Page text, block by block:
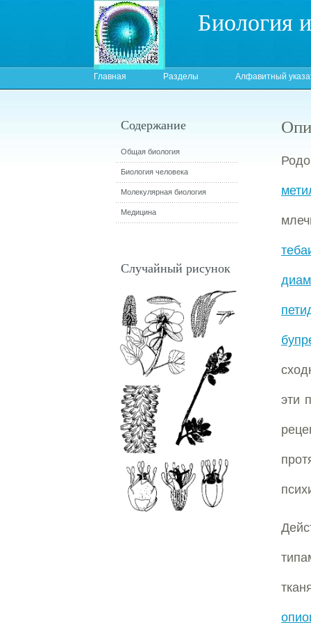
Биология
Главная Разделы Алфавитный
эти
Содержание
Общая биология
Биология человека
Молекулярная биология
Медицина
Случайный рисунок